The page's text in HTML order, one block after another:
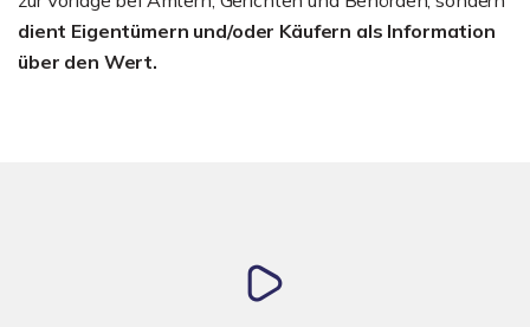
dient Eigentümern und/oder Käufern als Information
über den Wert.